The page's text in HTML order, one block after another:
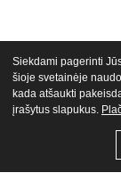
Siekdami pagerinti
šioje svetainėje
kada atšaukti
įrašytus slapukus.